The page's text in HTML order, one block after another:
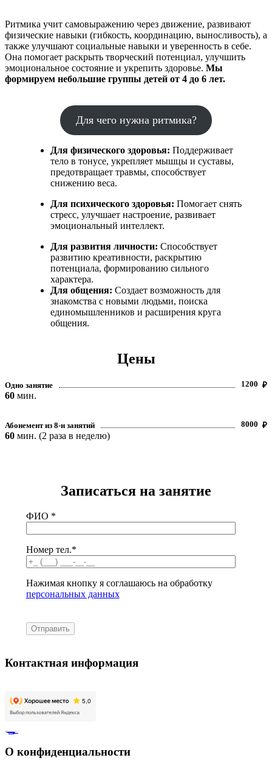
Ритмика учит самовыражению через движение, развивают
физические навыки (гибкость, координацию, выносливость), а
также улучшают социальные навыки и уверенность в себе.
Она помогает раскрыть творческий потенциал, улучшить
эмоциональное состояние и укрепить здоровье. Мы
формируем небольшие группы детей от 4 до 6 лет.
Для чего нужна ритмика?
Для физического здоровья: Поддерживает
тело в тонусе, укрепляет мышцы и суставы,
предотвращает травмы, способствует
снижению веса.
Для психического здоровья: Помогает снять
стресс, улучшает настроение, развивает
эмоциональный интеллект.
Для развития личности: Способствует
развитию креативности, раскрытию
потенциала, формированию сильного
характера.
Для общения: Создает возможность для
знакомства с новыми людьми, поиска
единомышленников и расширения круга
общения.
Цены
Одно занятие ₽
1200
60 мин.
Абонемент из 8-и занятий ₽
8000
60 мин. (2 раза в неделю)
Записаться на занятие
ФИО *
Номер тел.*
Нажимая кнопку я соглашаюсь на обработку
персональных данных
Контактная информация
О конфиденциальности